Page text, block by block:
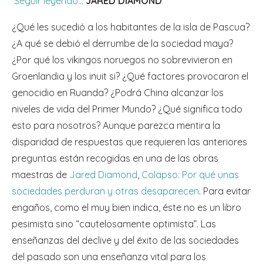
¿Qué les sucedió a los habitantes de la isla de Pascua?
¿A qué se debió el derrumbe de la sociedad maya?
¿Por qué los vikingos noruegos no sobrevivieron en
Groenlandia y los inuit si? ¿Qué factores provocaron el
genocidio en Ruanda? ¿Podrá China alcanzar los
niveles de vida del Primer Mundo? ¿Qué significa todo
esto para nosotros? Aunque parezca mentira la
disparidad de respuestas que requieren las anteriores
preguntas están recogidas en una de las obras
maestras de Jared Diamond Colapso: Por qué unas
sociedades perduran y otras desaparecen. Para evitar
engaños, como el muy bien indica, éste no es un libro
pesimista sino “cautelosamente optimista”. Las
enseñanzas del declive y del éxito de las sociedades
del pasado son una enseñanza vital para los